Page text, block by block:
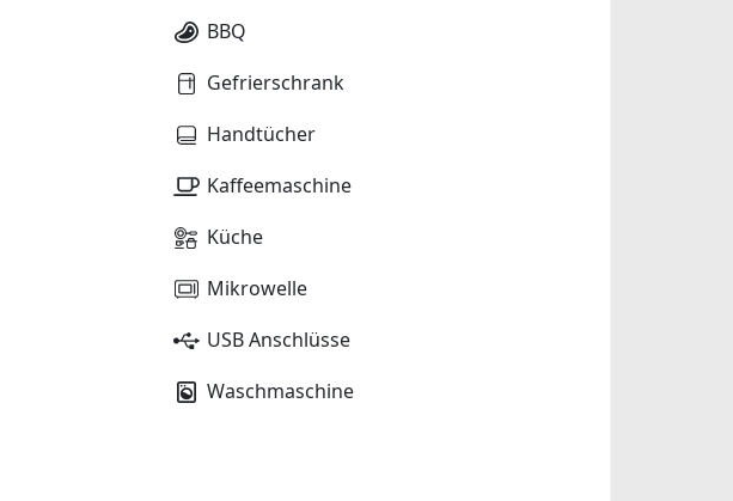
BBQ
Gefrierschrank
Handtücher
Kaffeemaschine
Küche
Mikrowelle
USB Anschlüsse
Waschmaschine